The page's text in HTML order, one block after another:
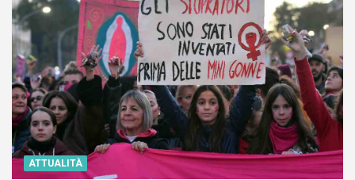
ATTUALITÀ